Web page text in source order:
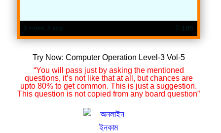
1 votes, 5 avg 195
Try Now: Computer Operation Level-3 Vol-5
“You will pass just by asking the mentioned
questions, it’s not like that at all, but chances are
upto 80% to get common. This is just a suggestion.
This question is not copied from any board question”